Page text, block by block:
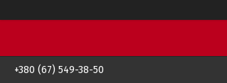
+380 (67) 549-38-50